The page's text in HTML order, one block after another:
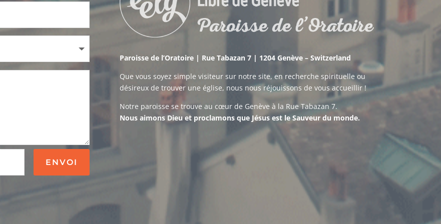
ENVOI
Paroisse de l’Oratoire | Rue Tabazan 7 | 1204 Genève – Switzerland
Que vous soyez simple visiteur sur notre site, en recherche spirituelle ou
désireux de trouver une église, nous nous réjouissons de vous accueillir !
Notre paroisse se trouve au cœur de Genève à la Rue Tabazan 7.
Nous aimons Dieu et proclamons que Jésus est le Sauveur du monde.